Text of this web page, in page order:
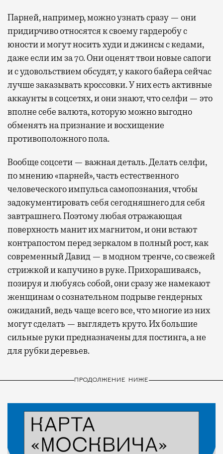
Парней, например, можно узнать сразу — они
придирчиво относятся к своему гардеробу с
юности и могут носить худи и джинсы с кедами,
даже если им за 70. Они оценят твои новые сапоги
и с удовольствием обсудят, у какого байера сейчас
лучше заказывать кроссовки. У них есть активные
аккаунты в соцсетях, и они знают, что селфи — это
вполне себе валюта, которую можно выгодно
обменять на признание и восхищение
противоположного пола.
Вообще соцсети — важная деталь. Делать селфи,
по мнению «парней», часть естественного
человеческого импульса самопознания, чтобы
задокументировать себя сегодняшнего для себя
завтрашнего. Поэтому любая отражающая
поверхность манит их магнитом, и они встают
контрапостом перед зеркалом в полный рост, как
современный Давид — в модном тренче, со свежей
стрижкой и капучино в руке. Прихорашиваясь,
позируя и любуясь собой, они сразу же намекают
женщинам о сознательном подрыве гендерных
ожиданий, ведь чаще всего все, что многие из них
могут сделать — выглядеть круто. Их большие
сильные руки предназначены для постинга, а не
для рубки деревьев.
ПРОДОЛЖЕНИЕ НИЖЕ